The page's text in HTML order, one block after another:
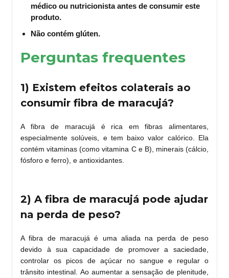
médico ou nutricionista antes de consumir este
produto.
Não contém glúten.
Perguntas frequentes
1) Existem efeitos colaterais ao
consumir fibra de maracujá?​
A fibra de maracujá é rica em fibras alimentares,
especialmente solúveis, e tem baixo valor calórico. Ela
contém vitaminas (como vitamina C e B), minerais (cálcio,
fósforo e ferro), e antioxidantes.
2) A fibra de maracujá pode ajudar
na perda de peso?​
A fibra de maracujá é uma aliada na perda de peso
devido à sua capacidade de promover a saciedade,
controlar os picos de açúcar no sangue e regular o
trânsito intestinal. Ao aumentar a sensação de plenitude,